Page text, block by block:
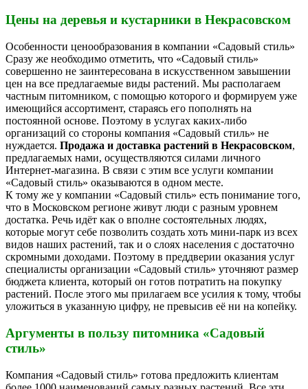
Цены на деревья и кустарники в Некрасовском
Особенности ценообразования в компании «Садовый стиль»
Сразу же необходимо отметить, что «Садовый стиль»
совершенно не заинтересована в искусственном завышении
цен на все предлагаемые виды растений. Мы располагаем
частным питомником, с помощью которого и формируем уже
имеющийся ассортимент, стараясь его пополнять на
постоянной основе. Поэтому в услугах каких-либо
организаций со стороны компания «Садовый стиль» не
нуждается. Продажа и доставка растений в Некрасовском,
предлагаемых нами, осуществляются силами личного
Интернет-магазина. В связи с этим все услуги компании
«Садовый стиль» оказываются в одном месте.
К тому же у компании «Садовый стиль» есть понимание того,
что в Московском регионе живут люди с разным уровнем
достатка. Речь идёт как о вполне состоятельных людях,
которые могут себе позволить создать хоть мини-парк из всех
видов наших растений, так и о слоях населения с достаточно
скромными доходами. Поэтому в преддверии оказания услуг
специалисты организации «Садовый стиль» уточняют размер
бюджета клиента, который он готов потратить на покупку
растений. После этого мы прилагаем все усилия к тому, чтобы
уложиться в указанную цифру, не превысив её ни на копейку.
Аргументы в пользу питомника «Садовый
стиль»
Компания «Садовый стиль» готова предложить клиентам